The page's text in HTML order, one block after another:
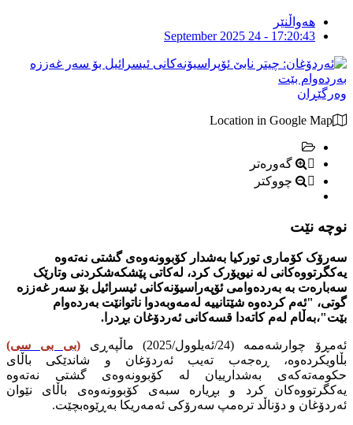
هەواڵنێر
September 2025 24 - 17:20:43
وەرگێڕان
Location in Google Map
گەورەتر
چووکتر
نوچە نێت
سەرۆک کۆماری تورکیا بەشدار کۆبوونەوەی گشتی نەتەوە
یەکگرتووەکانی لە نیویۆرک کرد، لەکاتی پێشکەشکردنی وتارێک
سەبارەت بە بەردەوامی ئۆپەراسیۆنەکانی ئیسرائیل بۆ سەر غەززە
گوتی، "ئەم کردەوە شێتانییە لەمەوبەدوا ناتوانێت بەردەوام
بێت"،بەڵام لەم كاتەدا قسەكانی ئەردۆغان بڕدرا.
ئەمڕۆ چوارشەممە (24/ئەیلوول/2025) ماڵپەڕی (بی بی سی)
بڵاویکردەوە، ڕەجەب تەیب ئەردۆغان و شاندێکی باڵای
حکومەتەکەی بەشدارییان لە کۆبوونەوەی گشتی نەتەوە
یەکگرتووەکان کرد و بڕیارە سبەی کۆبوونەوەی باڵای نێوان
ئەردۆغان و دۆناڵد ترەمپ سەرۆکی ئەمەریکا بەڕێوەبچێت.